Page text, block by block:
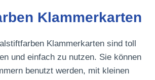
Klammerkarten
Klammerkarten sind toll
und einfach zu nutzen. Sie können
benutzt werden, mit kleinen